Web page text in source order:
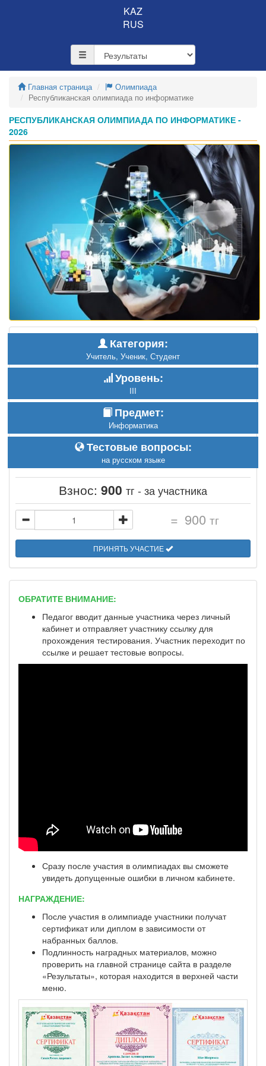
KAZ
RUS
Главная страница
Олимпиада
Республиканская олимпиада по информатике
РЕСПУБЛИКАНСКАЯ ОЛИМПИАДА ПО ИНФОРМАТИКЕ -
2026
Категория:
Учитель, Ученик, Студент
Уровень:
III
Предмет:
Информатика
Тестовые вопросы:
на русском языке
Взнос: 900 тг - за участника
= 900 тг
ПРИНЯТЬ УЧАСТИЕ
ОБРАТИТЕ ВНИМАНИЕ:
Педагог вводит данные участника через личный
кабинет и отправляет участнику ссылку для
прохождения тестирования. Участник переходит по
ссылке и решает тестовые вопросы.
Сразу после участия в олимпиадах вы сможете
увидеть допущенные ошибки в личном кабинете.
НАГРАЖДЕНИЕ:
После участия в олимпиаде участники получат
сертификат или диплом в зависимости от
набранных баллов.
Подлинность наградных материалов, можно
проверить на главной странице сайта в разделе
«Результаты», которая находится в верхней части
меню.